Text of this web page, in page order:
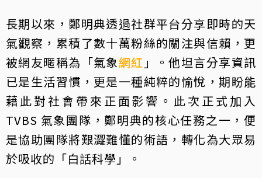
長期以來，鄭明典透過社群平台分享即時的天
氣觀察，累積了數十萬粉絲的關注與信賴，更
被網友暱稱為「氣象網紅 」。他坦言分享資訊
已是生活習慣，更是一種純粹的愉悅，期盼能
藉此對社會帶來正面影響。此次正式加入
TVBS 氣象團隊，鄭明典的核心任務之一，便
是協助團隊將艱澀難懂的術語，轉化為大眾易
於吸收的「白話科學」。